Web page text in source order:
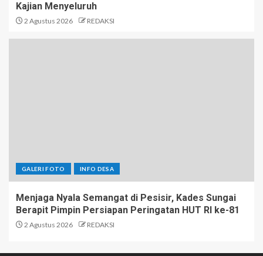
Kajian Menyeluruh
2 Agustus 2026 REDAKSI
GALERI FOTO INFO DESA
Menjaga Nyala Semangat di Pesisir, Kades Sungai
Berapit Pimpin Persiapan Peringatan HUT RI ke-81
2 Agustus 2026 REDAKSI